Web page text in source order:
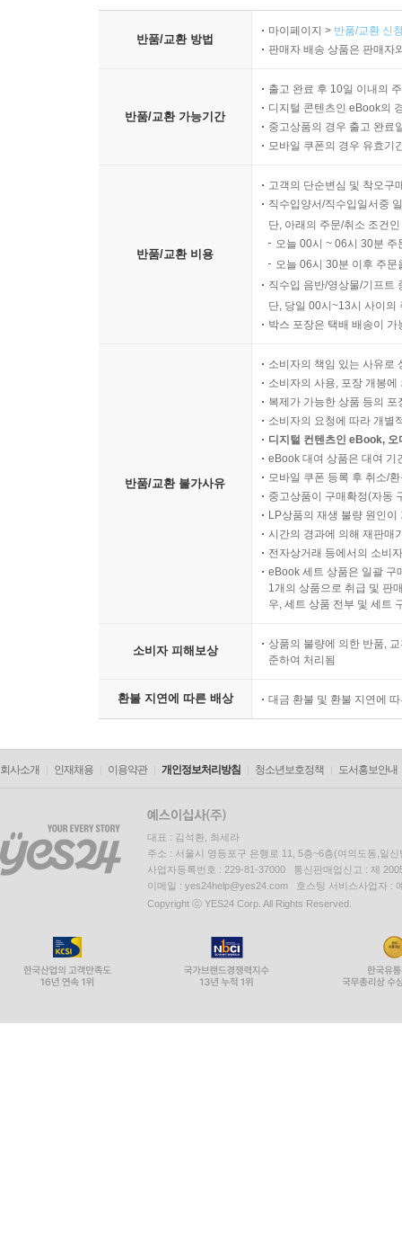
반품/교환 방법
마이페이지 > 반품/교환 신
판매자 배송 상품은 판매자
반품/교환 가능기간
출고 완료 후 10일 이내의
디지털 콘텐츠인 eBook의
중고상품의 경우 출고 완료
모바일 쿠폰의 경우 유효기
반품/교환 비용
고객의 단순변심 및 착오구
직수입양서/직수입일서중
단, 아래의 주문/취소 조건
오늘 00시 ~ 06시 30분
오늘 06시 30분 이후 주
직수입 음반/영상물/기프트
단, 당일 00시~13시 사이의
박스 포장은 택배 배송이
반품/교환 불가사유
소비자의 책임 있는 사유로
소비자의 사용, 포장 개봉
복제가 가능한 상품 등의
소비자의 요청에 따라 개별
디지털 컨텐츠인 eBook,
eBook 대여 상품은 대여 기
모바일 쿠폰 등록 후 취소/
중고상품이 구매확정(자동
LP상품의 재생 불량 원인
시간의 경과에 의해 재판매
전자상거래 등에서의 소비
eBook 세트 상품은 일괄 구
1개의 상품으로 취급 및 판
우, 세트 상품 전부 및 세트
소비자 피해보상
상품의 불량에 의한 반품,
준하여 처리됨
환불 지연에 따른 배상 대금 환불 및 환불 지연에
회사소개 인재채용 이용약관 개인정보처리방침 청소년보호정책 도서홍보안내
대표 : 김석환, 최세라
주소 : 서울시 영등포구 은행로 11, 5층~6층(여의도동,일신
사업자등록번호 : 229-81-37000 통신판매업신고 : 제
이메일 : yes24help@yes24.com 호스팅 서비스사업자 :
Copyright ⓒ YES24 Corp. All Rights Reserved.